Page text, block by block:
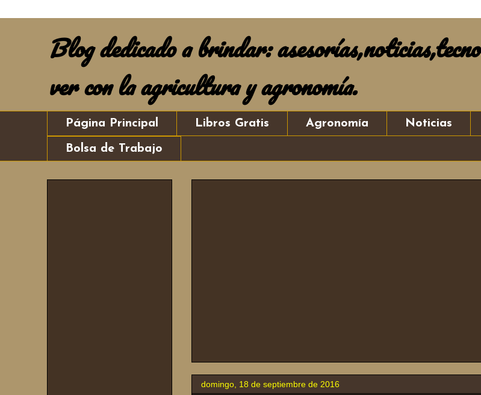
Blog dedicado a brindar:
ver con la agricultura y agronomía.
Página Principal Libros Gratis Agronomía Noticias
Bolsa de Trabajo
domingo, 18 de septiembre de 2016